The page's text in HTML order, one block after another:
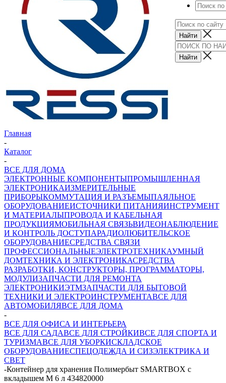
Главная
-
Каталог
-
ВСЕ ДЛЯ ДОМА
ЭЛЕКТРОННЫЕ КОМПОНЕНТЫПРОМЫШЛЕННАЯ
ЭЛЕКТРОНИКАИЗМЕРИТЕЛЬНЫЕ
ПРИБОРЫКОММУТАЦИЯ И РАЗЪЕМЫПАЯЛЬНОЕ
ОБОРУДОВАНИЕИСТОЧНИКИ ПИТАНИЯИНСТРУМЕНТ
И МАТЕРИАЛЫПРОВОДА И КАБЕЛЬНАЯ
ПРОДУКЦИЯМОБИЛЬНАЯ СВЯЗЬВИДЕОНАБЛЮДЕНИЕ
И КОНТРОЛЬ ДОСТУПАРАДИОЛЮБИТЕЛЬСКОЕ
ОБОРУДОВАНИЕСРЕДСТВА СВЯЗИ
ПРОФЕССИОНАЛЬНЫЕЭЛЕКТРОТЕХНИКАУМНЫЙ
ДОМТЕХНИКА И ЭЛЕКТРОНИКАСРЕДСТВА
РАЗРАБОТКИ, КОНСТРУКТОРЫ, ПРОГРАММАТОРЫ,
МОДУЛИЗАПЧАСТИ ДЛЯ РЕМОНТА
ЭЛЕКТРОНИКИЭТМЗАПЧАСТИ ДЛЯ БЫТОВОЙ
ТЕХНИКИ И ЭЛЕКТРОИНСТРУМЕНТАВСЕ ДЛЯ
АВТОМОБИЛЯВСЕ ДЛЯ ДОМА
-
ВСЕ ДЛЯ ОФИСА И ИНТЕРЬЕРА
ВСЕ ДЛЯ САДАВСЕ ДЛЯ СТРОЙКИВСЕ ДЛЯ СПОРТА И
ТУРИЗМАВСЕ ДЛЯ УБОРКИСКЛАДСКОЕ
ОБОРУДОВАНИЕСПЕЦОДЕЖДА И СИЗЭЛЕКТРИКА И
СВЕТ
-Контейнер для хранения Полимербыт SMARTBOX с
вкладышем М 6 л 434820000